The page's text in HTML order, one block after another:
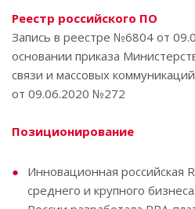
Реестр российского ПО
Запись в реестре №6804 от
основании приказа
связи и массовых
от 09.06.2020 №272
Позиционирование
Инновационная российская
среднего и крупного